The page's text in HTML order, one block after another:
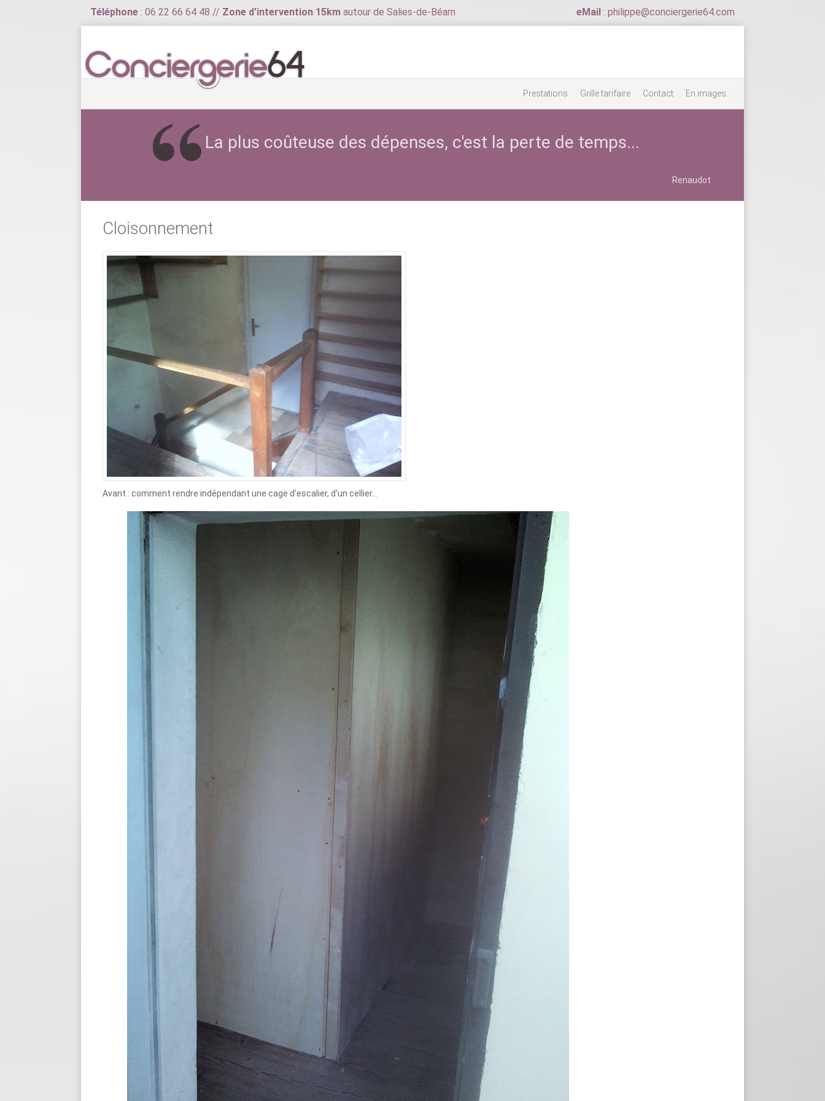
Téléphone : 06 22 66 64 48 // Zone d'intervention 15km autour de Salies-de-Béarn eMail : philippe@conciergerie64.com
Prestations Grille tarifaire Contact En images...
La plus coûteuse des dépenses, c'est la perte de temps...
Renaudot
Cloisonnement
Avant : comment rendre indépendant une cage d'escalier, d'un cellier...